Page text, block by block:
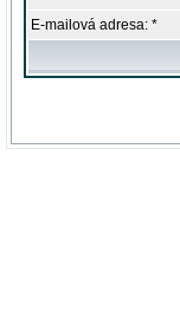
E-mailová adresa: *